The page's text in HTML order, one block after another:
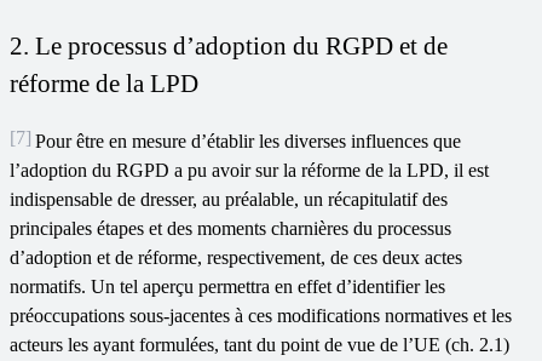
2. Le processus d’adoption du RGPD et de
réforme de la LPD
[7] Pour être en mesure d’établir les diverses influences que
l’adoption du RGPD a pu avoir sur la réforme de la LPD, il est
indispensable de dresser, au préalable, un récapitulatif des
principales étapes et des moments charnières du processus
d’adoption et de réforme, respectivement, de ces deux actes
normatifs. Un tel aperçu permettra en effet d’identifier les
préoccupations sous-jacentes à ces modifications normatives et les
acteurs les ayant formulées, tant du point de vue de l’UE (ch. 2.1)